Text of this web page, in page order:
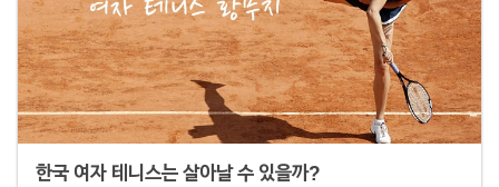
한국 여자 테니스는 살아날 수 있을까?